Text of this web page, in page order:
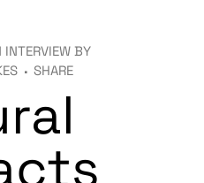
INTERVIEW BY
SHARE